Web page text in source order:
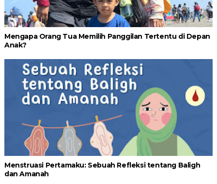
Mengapa Orang Tua Memilih Panggilan Tertentu di Depan
Anak?
Menstruasi Pertamaku: Sebuah Refleksi tentang Baligh
dan Amanah